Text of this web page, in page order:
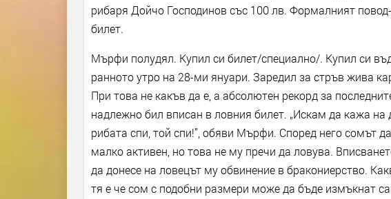
рибаря Дойчо Господинов със 100 лв. Формалният
билет.
Мърфи полудял. Купил си билет/специално/. Купил си
ранното утро на 28-ми януари. Заредил за стръв жива
При това не какъв да е, а абсолютен рекорд за
надлежно бил вписан в ловния билет. „Искам да кажа
рибата спи, той спи!”, обяви Мърфи. Според него сомът
малко активен, но това не му пречи да ловува.
да донесе на ловецът му обвинение в бракониерство.
тя е че сом с подобни размери може да бъде измъкнат